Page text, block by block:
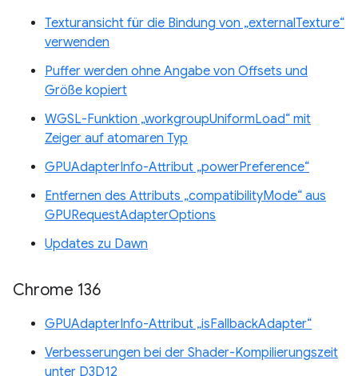
Texturansicht für die Bindung von „externalTexture“
verwenden
Puffer werden ohne Angabe von Offsets und
Größe kopiert
WGSL-Funktion „workgroupUniformLoad“ mit
Zeiger auf atomaren Typ
GPUAdapterInfo-Attribut „powerPreference“
Entfernen des Attributs „compatibilityMode“ aus
GPURequestAdapterOptions
Updates zu Dawn
Chrome 136
GPUAdapterInfo-Attribut „isFallbackAdapter“
Verbesserungen bei der Shader-Kompilierungszeit
unter D3D12